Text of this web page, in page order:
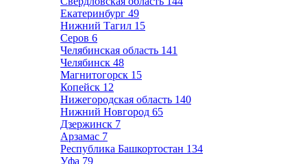
Екатеринбург 49
Нижний Тагил 15
Серов 6
Челябинская область 141
Челябинск 48
Магнитогорск 15
Копейск 12
Нижегородская область 140
Нижний Новгород 65
Дзержинск 7
Арзамас 7
Республика Башкортостан 134
Уфа 79